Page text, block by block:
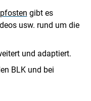
gibt es
usw. rund um die
und adaptiert.
BLK und bei